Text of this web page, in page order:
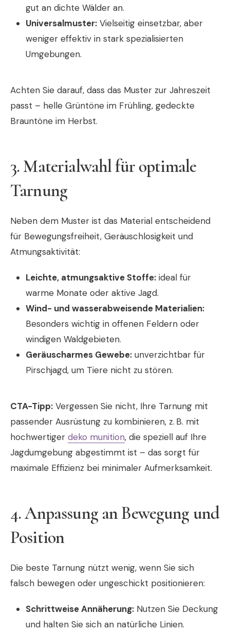
gut an dichte Wälder an.
Universalmuster: Vielseitig einsetzbar, aber
weniger effektiv in stark spezialisierten
Umgebungen.
Achten Sie darauf, dass das Muster zur Jahreszeit
passt – helle Grüntöne im Frühling, gedeckte
Brauntöne im Herbst.
3. Materialwahl für optimale
Tarnung
Neben dem Muster ist das Material entscheidend
für Bewegungsfreiheit, Geräuschlosigkeit und
Atmungsaktivität:
Leichte, atmungsaktive Stoffe: ideal für
warme Monate oder aktive Jagd.
Wind- und wasserabweisende Materialien:
Besonders wichtig in offenen Feldern oder
windigen Waldgebieten.
Geräuscharmes Gewebe: unverzichtbar für
Pirschjagd, um Tiere nicht zu stören.
CTA-Tipp: Vergessen Sie nicht, Ihre Tarnung mit
passender Ausrüstung zu kombinieren, z. B. mit
hochwertiger deko munition, die speziell auf Ihre
Jagdumgebung abgestimmt ist – das sorgt für
maximale Effizienz bei minimaler Aufmerksamkeit.
4. Anpassung an Bewegung und
Position
Die beste Tarnung nützt wenig, wenn Sie sich
falsch bewegen oder ungeschickt positionieren:
Schrittweise Annäherung: Nutzen Sie Deckung
und halten Sie sich an natürliche Linien.